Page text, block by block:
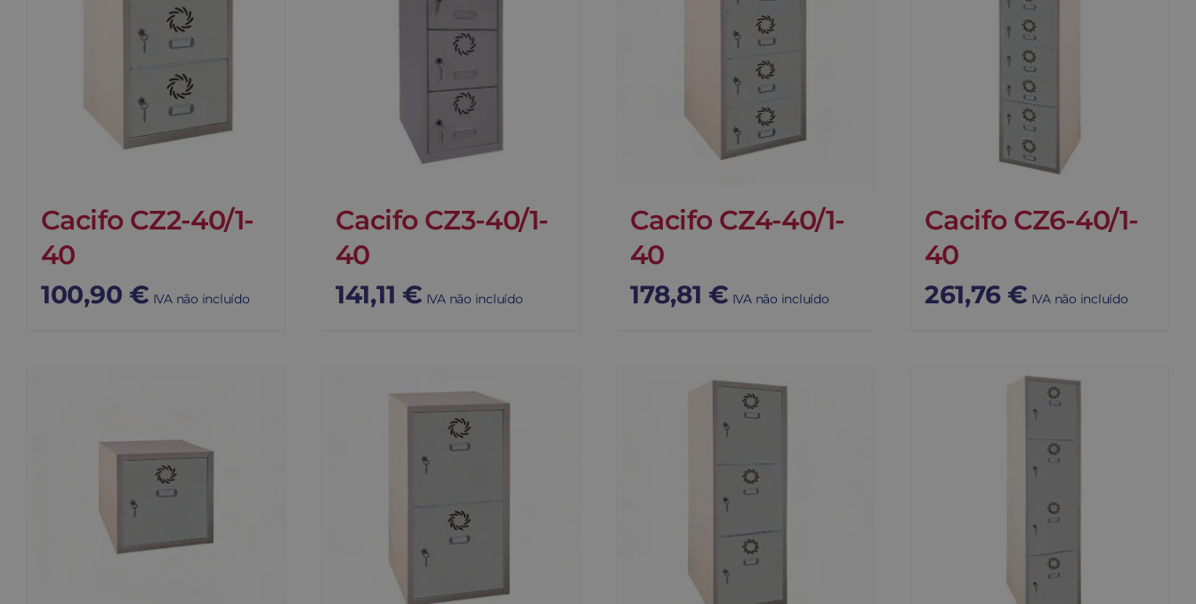
Cacifo CZ2-40/1-
40
100,90 € IVA não incluído
Cacifo CZ3-40/1-
40
141,11 € IVA não incluído
Cacifo CZ4-40/1-
40
178,81 € IVA não incluído
Cacifo CZ6-40/1-
40
261,76 € IVA não incluído